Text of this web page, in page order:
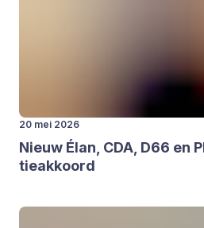
20 mei 2026
Nieuw Élan, CDA D66 en
tie­ak­koord